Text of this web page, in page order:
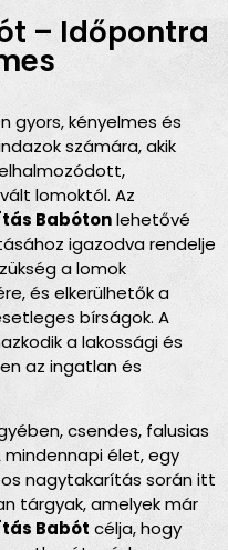
– Időpontra
gyors, kényelmes és
számára, akik
lomoktól. Az
Babótonlehetővé
igazodva rendelje
a lomok
és elkerülhetők a
bírságok. A
a lakossági és
az ingatlan és
csendes, falusias
élet, egy
nagytakarítás során itt
tárgyak, amelyek már
Babót célja, hogy